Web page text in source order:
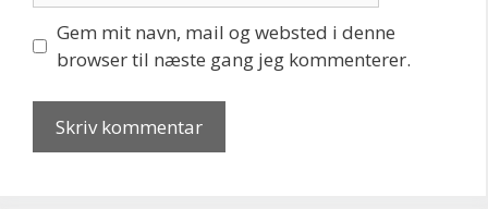
Gem mit navn, mail og websted i denne
browser til næste gang jeg kommenterer.